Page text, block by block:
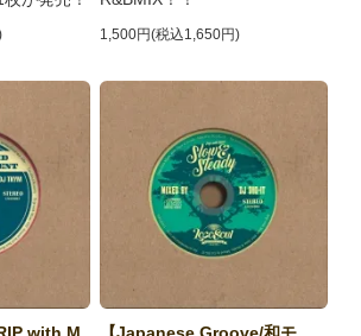
1,500円(税込1,650円)
with M 【Japanese Groove/和モ